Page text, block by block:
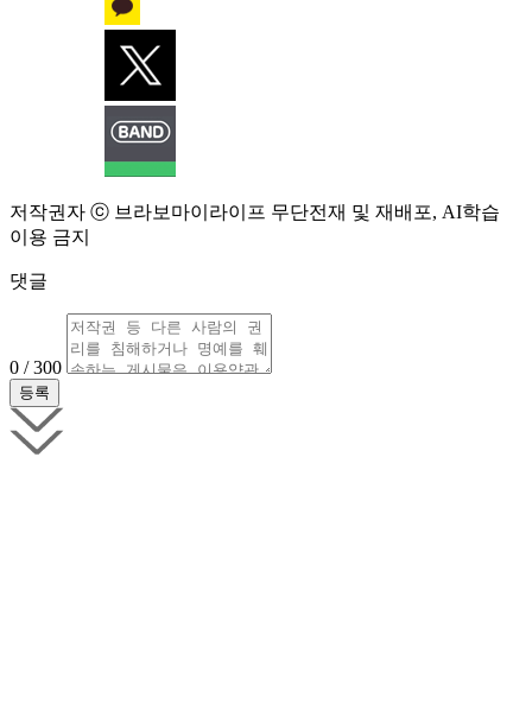
저작권자 ⓒ 브라보마이라이프 무단전재 및 재배포, AI학습
이용 금지
댓글
0 / 300